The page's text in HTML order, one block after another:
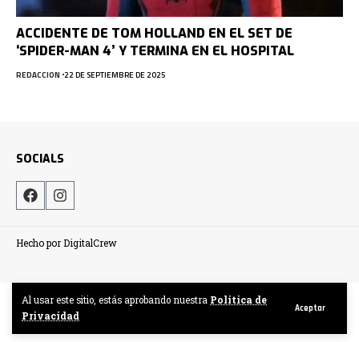
Al usar este sitio, estás aprobando nuestra Politica de
Privacidad
Aceptar
ACCIDENTE DE TOM HOLLAND EN EL SET DE
‘SPIDER-MAN 4’ Y TERMINA EN EL HOSPITAL
REDACCION 22 DE SEPTIEMBRE DE 2025
SOCIALS
Hecho por DigitalCrew